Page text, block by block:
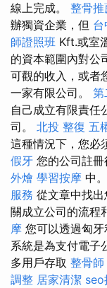
線上完成。 整骨推
辦獨資企業，但
師證照班 Kft.或室
的資本範圍內對公
可觀的收入，或者
一家有限公司。 第
自己成立有限責任
司。 北投 整復 五
這種情況下，您必
假牙 您的公司註
外燴 學習按摩 中
服務 從文章中找出
關成立公司的流程
摩 您可以透過匈
系統是為支付電子
多用戶存取 整骨師
調整 居家清潔 seo